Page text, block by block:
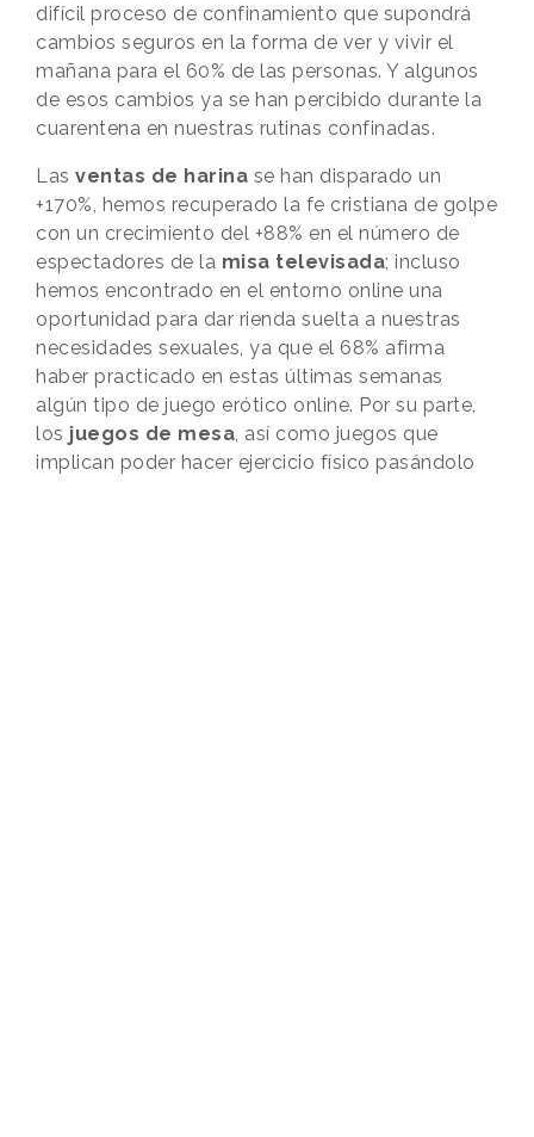
difícil proceso de confinamiento que supondrá
cambios seguros en la forma de ver y vivir el
mañana para el 60% de las personas. Y algunos
de esos cambios ya se han percibido durante la
cuarentena en nuestras rutinas confinadas.
Las ventas de harina se han disparado un
+170%, hemos recuperado la fe cristiana de golpe
con un crecimiento del +88% en el número de
espectadores de la misa televisada; incluso
hemos encontrado en el entorno online una
oportunidad para dar rienda suelta a nuestras
necesidades sexuales, ya que el 68% afirma
haber practicado en estas últimas semanas
algún tipo de juego erótico online. Por su parte,
los juegos de mesa , así como juegos que
implican poder hacer ejercicio físico pasándolo